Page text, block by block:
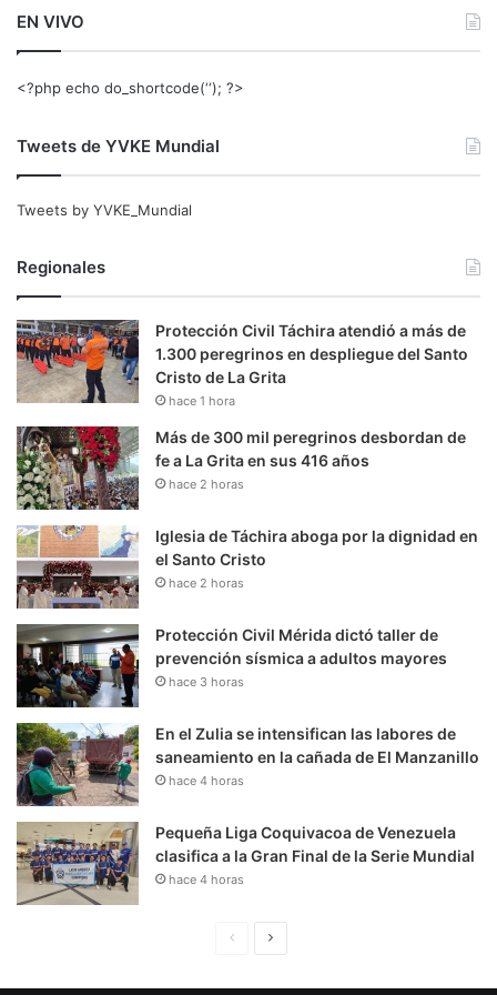
EN VIVO
<?php echo do_shortcode(‘‘); ?>
Tweets de YVKE Mundial
Tweets by YVKE_Mundial
Regionales
Protección Civil Táchira atendió a más de
1.300 peregrinos en despliegue del Santo
Cristo de La Grita
hace 1 hora
Más de 300 mil peregrinos desbordan de
fe a La Grita en sus 416 años
hace 2 horas
Iglesia de Táchira aboga por la dignidad en
el Santo Cristo
hace 2 horas
Protección Civil Mérida dictó taller de
prevención sísmica a adultos mayores
hace 3 horas
En el Zulia se intensifican las labores de
saneamiento en la cañada de El Manzanillo
hace 4 horas
Pequeña Liga Coquivacoa de Venezuela
clasifica a la Gran Final de la Serie Mundial
hace 4 horas